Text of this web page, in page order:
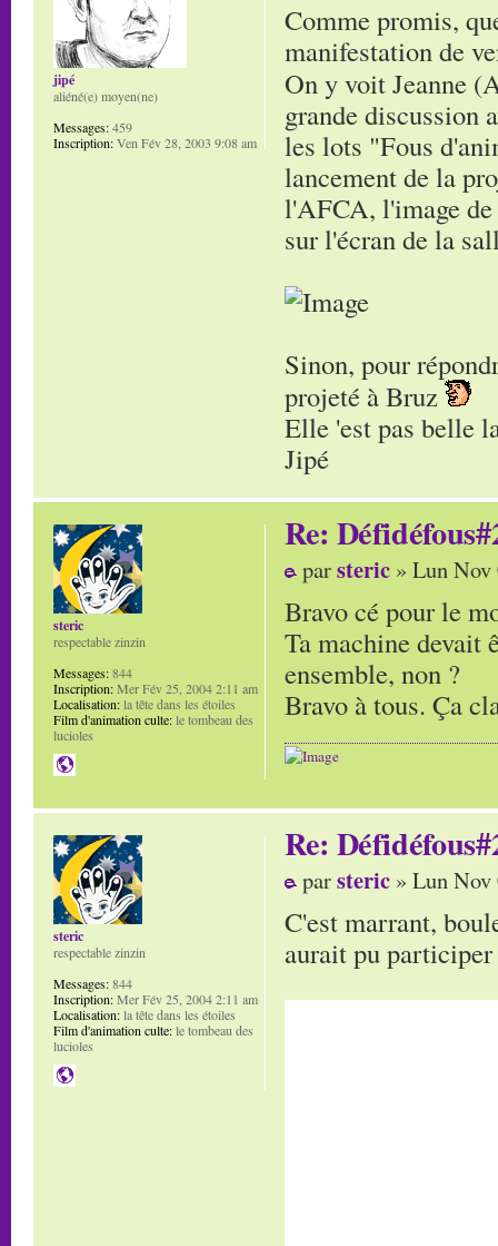
Comme promis,
manifestation de
On y voit Jeanne
grande discussion
les lots "Fous
lancement de la
l'AFCA, l'image de
sur l'écran de la
Sinon, pour
projeté à Bruz
Elle 'est pas belle
Jipé
jipé
aliéné(e) moyen(ne)
Messages:459
Inscription:Ven Fév 28, 2003 9:08 am
Re:
parsteric » Lun Nov
Bravo cé pour le
Ta machine devait
ensemble, non ?
Bravo à tous. Ça
steric
respectable zinzin
Messages:844
Inscription:Mer Fév 25, 2004 2:11 am
Localisation:la tête dans les étoiles
Film d'animation culte:le tombeau des
lucioles
Re:
parsteric » Lun Nov
C'est marrant,
aurait pu
steric
respectable zinzin
Messages:844
Inscription:Mer Fév 25, 2004 2:11 am
Localisation:la tête dans les étoiles
Film d'animation culte:le tombeau des
lucioles